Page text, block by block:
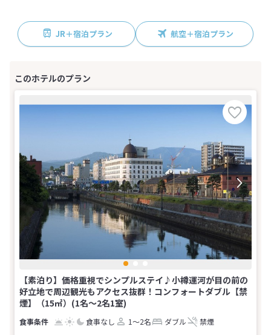
JR＋宿泊プラン 航空＋宿泊プラン
【素泊り】価格重視でシンプルステイ♪小樽運河が目の前の
好立地で周辺観光もアクセス抜群！コンフォートダブル【禁
煙】（15㎡）(1名～2名1室)
食事なし 1～2名 ダブル 禁煙